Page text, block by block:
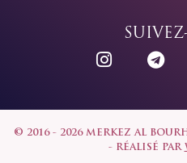
© 2016 - 2026 MERKEZ AL
- RÉALISÉ PAR